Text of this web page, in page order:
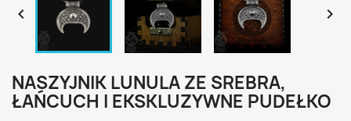
 
NASZYJNIK LUNULA ZE SREBRA,
ŁAŃCUCH I EKSKLUZYWNE PUDEŁKO